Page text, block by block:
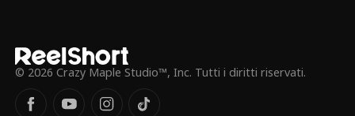
© 2026 Crazy Maple Studio™, Inc. Tutti i diritti riservati.